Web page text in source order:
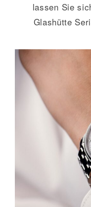
lassen Sie
Glashütte